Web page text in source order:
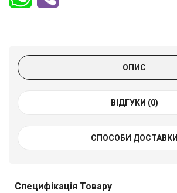
ОПИС
ВІДГУКИ (0)
СПОСОБИ ДОСТАВКИ
Специфікація Товару